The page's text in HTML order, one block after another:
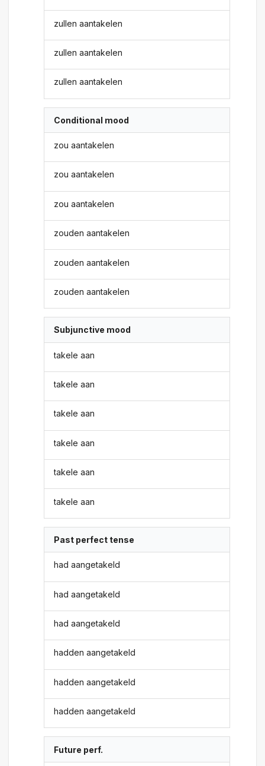
zullen aantakelen
zullen aantakelen
zullen aantakelen
Conditional mood
zou aantakelen
zou aantakelen
zou aantakelen
zouden aantakelen
zouden aantakelen
zouden aantakelen
Subjunctive mood
takele aan
takele aan
takele aan
takele aan
takele aan
takele aan
Past perfect tense
had aangetakeld
had aangetakeld
had aangetakeld
hadden aangetakeld
hadden aangetakeld
hadden aangetakeld
Future perf.